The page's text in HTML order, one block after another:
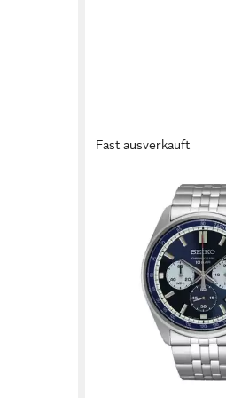
Fast ausverkauft
Luxusuhr Quarz-
ab 199,99 €
in 5-6 Werktagen bei dir